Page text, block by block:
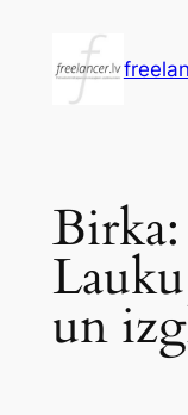
saturu
Birka:
un